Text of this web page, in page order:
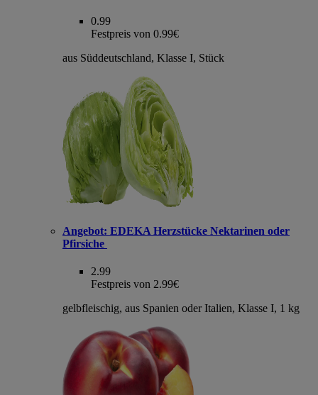
0.99
Festpreis von 0.99€
aus Süddeutschland, Klasse I, Stück
Angebot: EDEKA Herzstücke Nektarinen oder
Pfirsiche
2.99
Festpreis von 2.99€
gelbfleischig, aus Spanien oder Italien, Klasse I, 1 kg